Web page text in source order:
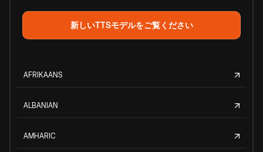
新しいTTSモデルをご覧ください
AFRIKAANS
ALBANIAN
AMHARIC